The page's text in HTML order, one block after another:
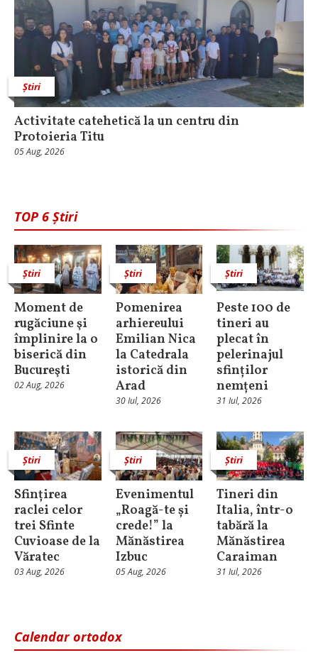
Știri
Activitate catehetică la un centru din
Protoieria Titu
05 Aug, 2026
TOP 6 Știri
Știri
Moment de
rugăciune şi
împlinire la o
biserică din
Bucureşti
02 Aug, 2026
Știri
Pomenirea
arhiereului
Emilian Nica
la Catedrala
istorică din
Arad
30 Iul, 2026
Știri
Peste 100 de
tineri au
plecat în
pelerinajul
sfinților
nemțeni
31 Iul, 2026
Știri
Sfințirea
raclei celor
trei Sfinte
Cuvioase de la
Văratec
03 Aug, 2026
Știri
Evenimentul
„Roagă-te și
crede!” la
Mănăstirea
Izbuc
05 Aug, 2026
Știri
Tineri din
Italia, într-o
tabără la
Mănăstirea
Caraiman
31 Iul, 2026
Calendar ortodox